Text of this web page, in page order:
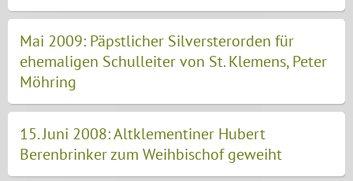
Mai 2009: Päpstlicher Silversterorden für
ehemaligen Schulleiter von St. Klemens, Peter
Möhring
15. Juni 2008: Altklementiner Hubert
Berenbrinker zum Weihbischof geweiht